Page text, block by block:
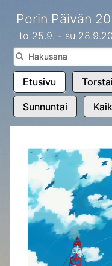
Porin Päivän
to 25.9. - su
Etusivu Torstai
Sunnuntai